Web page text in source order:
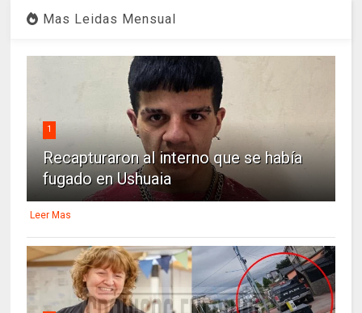
Mas Leidas Mensual
1
Recapturaron al interno que se había
fugado en Ushuaia
Leer Mas